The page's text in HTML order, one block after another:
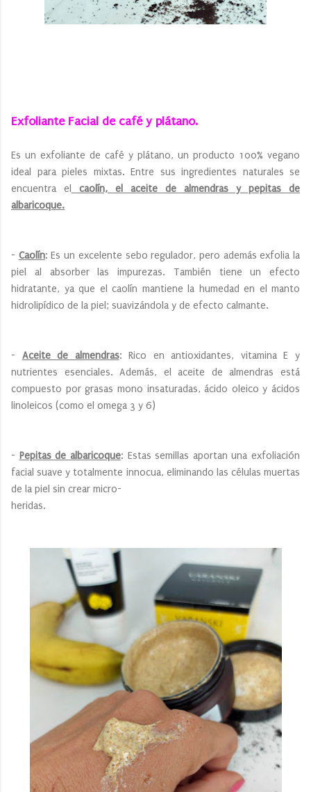
Exfoliante Facial de café y plátano.
Es un exfoliante de café y plátano, un producto 100% vegano
ideal para pieles mixtas. Entre sus ingredientes naturales se
encuentra el
caolín, el aceite de almendras y pepitas de
albaricoque.
- Caolín: Es un excelente sebo regulador, pero además exfolia la
piel al absorber las impurezas. También tiene un efecto
hidratante, ya que el caolín mantiene la humedad en el manto
hidrolipídico de la piel; suavizándola y de efecto calmante.
- Aceite de almendras: Rico en antioxidantes, vitamina E y
nutrientes esenciales. Además, el aceite de almendras está
compuesto por grasas mono insaturadas, ácido oleico y ácidos
linoleicos (como el omega 3 y 6)
- Pepitas de albaricoque: Estas semillas aportan una exfoliación
facial suave y totalmente innocua, eliminando las células muertas
de la piel sin crear micro-
heridas.